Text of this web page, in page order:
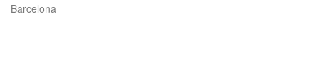
Barcelona